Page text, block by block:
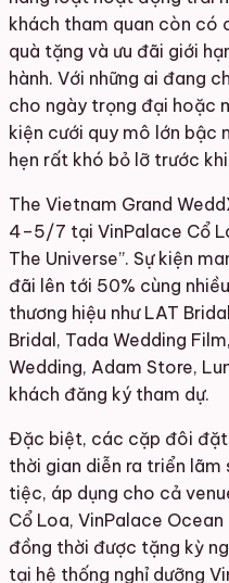
khách tham quan còn có
quà tặng và ưu đãi giới
hành. Với những ai đang
cho ngày trọng đại hoặc
kiện cưới quy mô lớn bậc
hẹn rất khó bỏ lỡ trước
The Vietnam Grand
4–5/7 tại VinPalace Cổ
The Universe”. Sự kiện
đãi lên tới 50% cùng
thương hiệu như LAT
Bridal, Tada Wedding
Wedding, Adam Store,
khách đăng ký tham dự.
Đặc biệt, các cặp đôi
thời gian diễn ra triển lãm
tiệc, áp dụng cho cả
Cổ Loa, VinPalace
đồng thời được tặng kỳ
tại hệ thống nghỉ dưỡng